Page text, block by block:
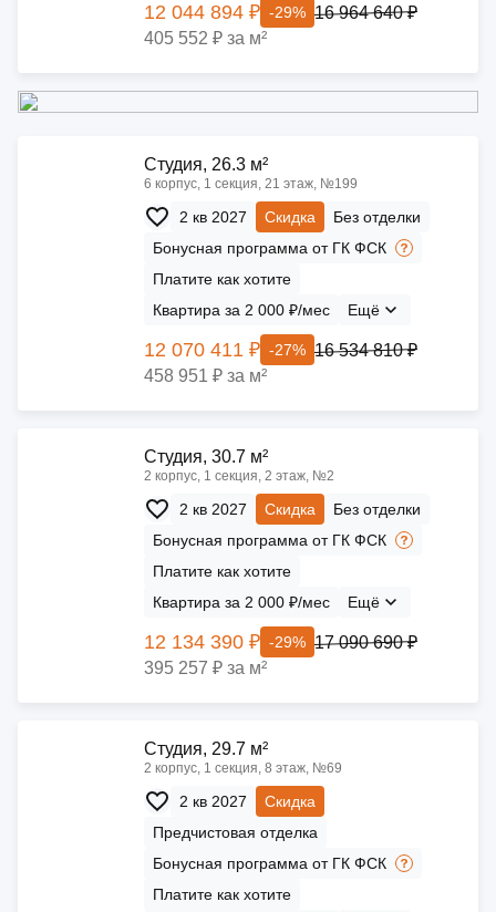
12 044 894 ₽ -29% 16 964 640 ₽
405 552 ₽ за м²
Cтудия, 26.3 м²
6 корпус, 1 секция, 21 этаж, №199
2 кв 2027 Скидка
Без отделки
Бонусная программа от ГК ФСК
Платите как хотите
Квартира за 2 000 ₽/мес
Ещё
12 070 411 ₽ -27% 16 534 810 ₽
458 951 ₽ за м²
Cтудия, 30.7 м²
2 корпус, 1 секция, 2 этаж, №2
2 кв 2027 Скидка
Без отделки
Бонусная программа от ГК ФСК
Платите как хотите
Квартира за 2 000 ₽/мес
Ещё
12 134 390 ₽ -29% 17 090 690 ₽
395 257 ₽ за м²
Cтудия, 29.7 м²
2 корпус, 1 секция, 8 этаж, №69
2 кв 2027
Скидка
Предчистовая отделка
Бонусная программа от ГК ФСК
Платите как хотите